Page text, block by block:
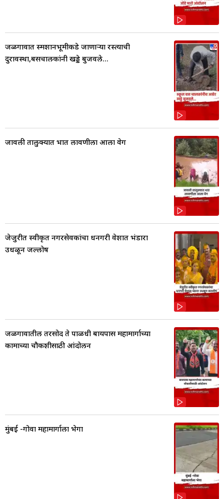
जळगावात स्मशानभूमीकडे जाणाऱ्या रस्त्याची
दुरावस्था,बसचालकांनी खड्डे बुजवले...
जावली तालुक्यात भात लावणीला आला वेग
जेजुरीत स्वीकृत नगरसेवकांचा धनगरी वेशात भंडारा
उधळून जल्लोष
जळगावातील तरसोद ते पाळधी बायपास महामार्गाच्या
कामाच्या चौकशीसाठी आंदोलन
मुंबई -गोवा महामार्गाला भेगा